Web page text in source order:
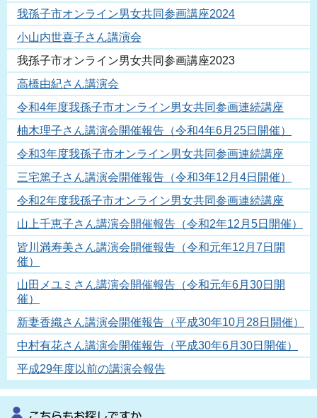
我孫子市オンライン男女共同参画講座2024
小山内世喜子さん講演会
我孫子市オンライン男女共同参画講座2023
高橋由紀さん講演会
令和4年度我孫子市オンライン男女共同参画連続講座
柚木理子さん講演会開催報告（令和4年6月25日開催）
令和3年度我孫子市オンライン男女共同参画連続講座
三宅篤子さん講演会開催報告（令和3年12月4日開催）
令和2年度我孫子市オンライン男女共同参画連続講座
山上千恵子さん講演会開催報告（令和2年12月5日開催）
皆川満寿美さん講演会開催報告（令和元年12月7日開
催）
山田メユミさん講演会開催報告（令和元年6月30日開
催）
新妻香織さん講演会開催報告（平成30年10月28日開催）
中村有花さん講演会開催報告（平成30年6月30日開催）
平成29年度以前の講演会報告